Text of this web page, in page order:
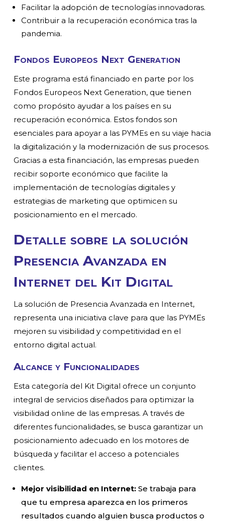
Facilitar la adopción de tecnologías innovadoras.
Contribuir a la recuperación económica tras la
pandemia.
Fondos Europeos Next Generation
Este programa está financiado en parte por los
Fondos Europeos Next Generation, que tienen
como propósito ayudar a los países en su
recuperación económica. Estos fondos son
esenciales para apoyar a las PYMEs en su viaje hacia
la digitalización y la modernización de sus procesos.
Gracias a esta financiación, las empresas pueden
recibir soporte económico que facilite la
implementación de tecnologías digitales y
estrategias de marketing que optimicen su
posicionamiento en el mercado.
Detalle sobre la solución
Presencia Avanzada en
Internet del Kit Digital
La solución de Presencia Avanzada en Internet,
representa una iniciativa clave para que las PYMEs
mejoren su visibilidad y competitividad en el
entorno digital actual.
Alcance y Funcionalidades
Esta categoría del Kit Digital ofrece un conjunto
integral de servicios diseñados para optimizar la
visibilidad online de las empresas. A través de
diferentes funcionalidades, se busca garantizar un
posicionamiento adecuado en los motores de
búsqueda y facilitar el acceso a potenciales
clientes.
Mejor visibilidad en Internet: Se trabaja para
que tu empresa aparezca en los primeros
resultados cuando alguien busca productos o